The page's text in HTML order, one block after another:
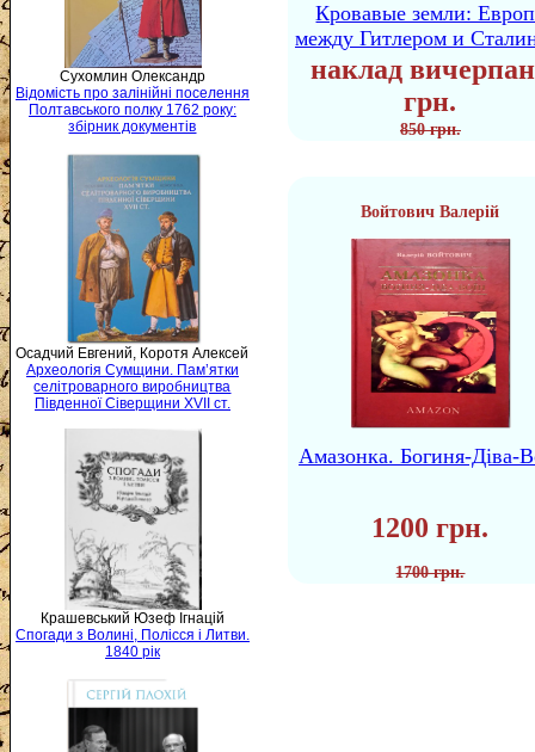
Сухомлин Олександр
Відомість про залінійні поселення
Полтавського полку 1762 року:
збірник документів
Осадчий Евгений, Коротя Алексей
Археологія Сумщини. Пам’ятки
селітроварного виробництва
Південної Сіверщини XVII ст.
Крашевський Юзеф Ігнацій
Спогади з Волині, Полісся і Литви.
1840 рік
Кровавые земли:
между Гитлером и
наклад
грн.
850 грн.
Войтович Валерій
Амазонка. Богиня-Діва-
1200 грн.
1700 грн.